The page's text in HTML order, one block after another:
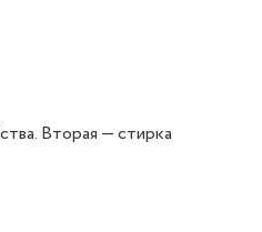
Вторая — стирка